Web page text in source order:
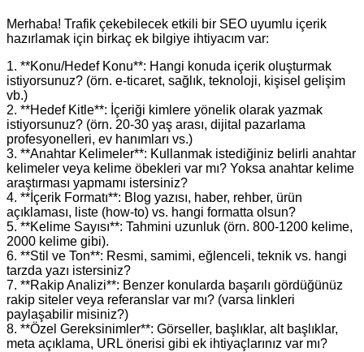
Merhaba! Trafik çekebilecek etkili bir SEO uyumlu içerik
hazırlamak için birkaç ek bilgiye ihtiyacım var:
1. **Konu/Hedef Konu**: Hangi konuda içerik oluşturmak
istiyorsunuz? (örn. e‑ticaret, sağlık, teknoloji, kişisel gelişim
vb.)
2. **Hedef Kitle**: İçeriği kimlere yönelik olarak yazmak
istiyorsunuz? (örn. 20-30 yaş arası, dijital pazarlama
profesyonelleri, ev hanımları vs.)
3. **Anahtar Kelimeler**: Kullanmak istediğiniz belirli anahtar
kelimeler veya kelime öbekleri var mı? Yoksa anahtar kelime
araştırması yapmamı istersiniz?
4. **İçerik Formatı**: Blog yazısı, haber, rehber, ürün
açıklaması, liste (how‑to) vs. hangi formatta olsun?
5. **Kelime Sayısı**: Tahmini uzunluk (örn. 800‑1200 kelime,
2000 kelime gibi).
6. **Stil ve Ton**: Resmi, samimi, eğlenceli, teknik vs. hangi
tarzda yazı istersiniz?
7. **Rakip Analizi**: Benzer konularda başarılı gördüğünüz
rakip siteler veya referanslar var mı? (varsa linkleri
paylaşabilir misiniz?)
8. **Özel Gereksinimler**: Görseller, başlıklar, alt başlıklar,
meta açıklama, URL önerisi gibi ek ihtiyaçlarınız var mı?